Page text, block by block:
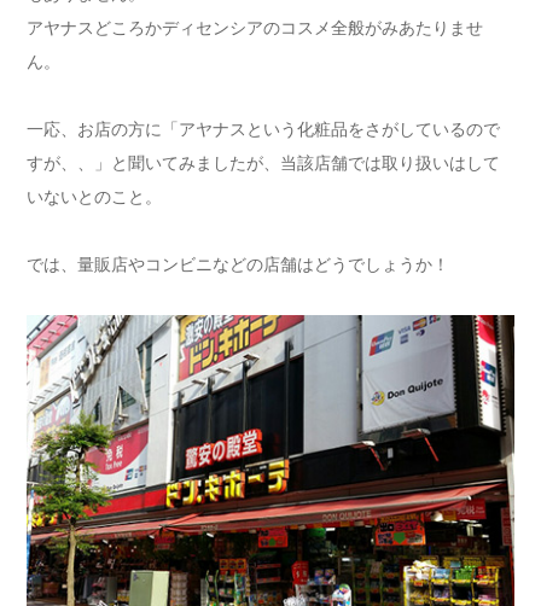
アヤナスどころかディセンシアのコスメ全般がみあたりませ
ん。
一応、お店の方に「アヤナスという化粧品をさがしているので
すが、、」と聞いてみましたが、当該店舗では取り扱いはして
いないとのこと。
では、量販店やコンビニなどの店舗はどうでしょうか！